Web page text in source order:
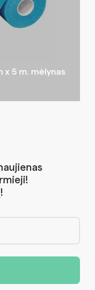
x 5 m. mėlynas